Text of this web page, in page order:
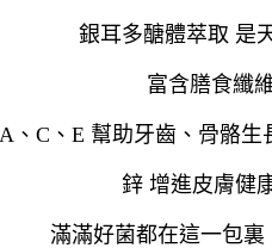
銀耳多醣體萃取 是
富含膳食纖
、C、E 幫助牙齒、骨骼
鋅 增進皮膚健
滿滿好菌都在這一包